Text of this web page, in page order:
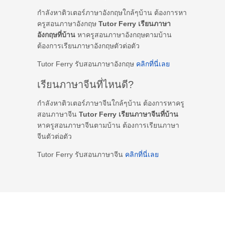
กำลังหาติวเตอร์ภาษาอังกฤษใกล้ๆบ้าน ต้องการหา
ครูสอนภาษาอังกฤษ Tutor Ferry เรียนภาษา
อังกฤษที่บ้าน หาครูสอนภาษาอังกฤษตามบ้าน
ต้องการเรียนภาษาอังกฤษตัวต่อตัว
Tutor Ferry รับสอนภาษาอังกฤษ คลิกที่นี่เลย
เรียนภาษาจีนที่ไหนดี?
กำลังหาติวเตอร์ภาษาจีนใกล้ๆบ้าน ต้องการหาครู
สอนภาษาจีน Tutor Ferry เรียนภาษาจีนที่บ้าน
หาครูสอนภาษาจีนตามบ้าน ต้องการเรียนภาษา
จีนตัวต่อตัว
Tutor Ferry รับสอนภาษาจีน คลิกที่นี่เลย